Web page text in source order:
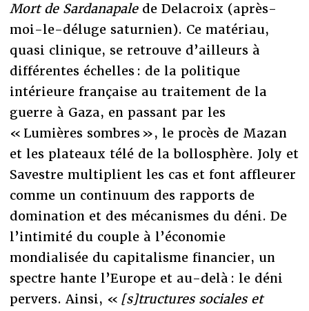
Mort de Sardanapalede Delacroix (après-
moi-le-déluge saturnien). Ce matériau,
quasi clinique, se retrouve d’ailleurs à
différentes échelles : de la politique
intérieure française au traitement de la
guerre à Gaza, en passant par les
« Lumières sombres », le procès de Mazan
et les plateaux télé de la bollosphère. Joly et
Savestre multiplient les cas et font affleurer
comme un continuum des rapports de
domination et des mécanismes du déni. De
l’intimité du couple à l’économie
mondialisée du capitalisme financier, un
spectre hante l’Europe et au-delà : le déni
pervers. Ainsi, « [s]tructures sociales et